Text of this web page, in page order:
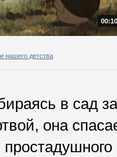
нашего детства
в сад
она